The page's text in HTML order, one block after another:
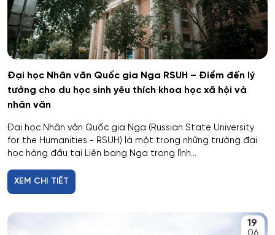
Cơ học ứng dụng
Cơ khí
Cơ nhiệt máy bay và vũ trụ
Cơ điện tử và Robotics
Cấp nước và xử lý nước thải đô thị - công nghiệp
Đại học Nhân văn Quốc gia Nga RSUH – Điểm đến lý
tưởng cho du học sinh yêu thích khoa học xã hội và
nhân văn
Đại học Nhân văn Quốc gia Nga (Russian State University
for the Humanities - RSUH) là một trong những trường đại
học hàng đầu tại Liên bang Nga trong lĩnh...
XEM CHI TIẾT
19
06